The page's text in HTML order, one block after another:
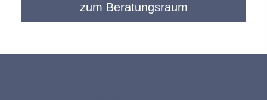
zum Beratungsraum